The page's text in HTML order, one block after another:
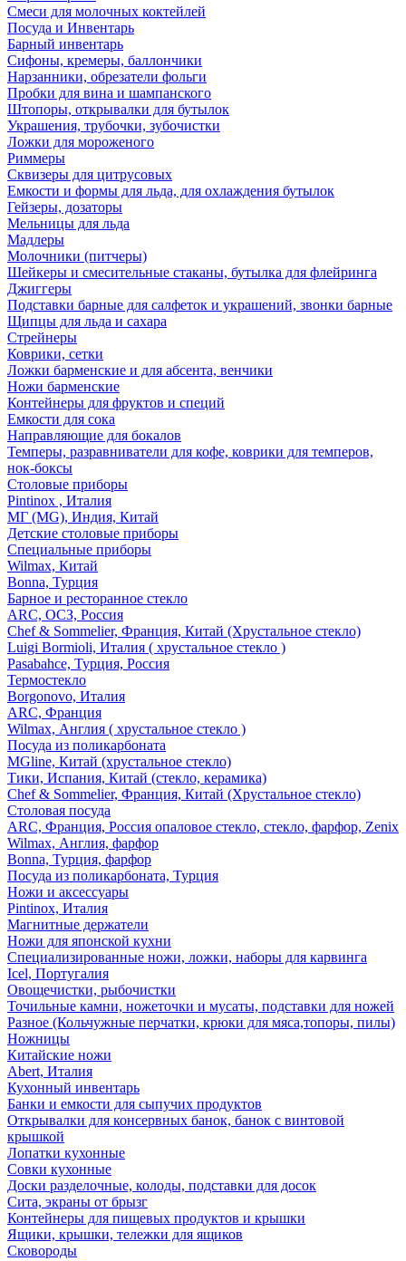
Смеси для молочных коктейлей
Посуда и Инвентарь
Барный инвентарь
Сифоны, кремеры, баллончики
Нарзанники, обрезатели фольги
Пробки для вина и шампанского
Штопоры, открывалки для бутылок
Украшения, трубочки, зубочистки
Ложки для мороженого
Риммеры
Сквизеры для цитрусовых
Емкости и формы для льда, для охлаждения бутылок
Гейзеры, дозаторы
Мельницы для льда
Мадлеры
Молочники (питчеры)
Шейкеры и смесительные стаканы, бутылка для флейринга
Джиггеры
Подставки барные для салфеток и украшений, звонки барные
Щипцы для льда и сахара
Стрейнеры
Коврики, сетки
Ложки барменские и для абсента, венчики
Ножи барменские
Контейнеры для фруктов и специй
Емкости для сока
Направляющие для бокалов
Темперы, разравниватели для кофе, коврики для темперов,
нок-боксы
Столовые приборы
Pintinox , Италия
МГ (MG), Индия, Китай
Детские столовые приборы
Специальные приборы
Wilmax, Китай
Bonna, Турция
Барное и ресторанное стекло
ARC, ОСЗ, Россия
Chef & Sommelier, Франция, Китай (Хрустальное стекло)
Luigi Bormioli, Италия ( хрустальное стекло )
Pasabahce, Турция, Россия
Термостекло
Borgonovo, Италия
ARC, Франция
Wilmax, Англия ( хрустальное стекло )
Посуда из поликарбоната
MGline, Китай (хрустальное стекло)
Тики, Испания, Китай (стекло, керамика)
Chef & Sommelier, Франция, Китай (Хрустальное стекло)
Столовая посуда
ARC, Франция, Россия опаловое стекло, стекло, фарфор, Zenix
Wilmax, Англия, фарфор
Bonna, Турция, фарфор
Посуда из поликарбоната, Турция
Ножи и аксессуары
Pintinox, Италия
Магнитные держатели
Ножи для японской кухни
Специализированные ножи, ложки, наборы для карвинга
Icel, Португалия
Овощечистки, рыбочистки
Точильные камни, ножеточки и мусаты, подставки для ножей
Разное (Кольчужные перчатки, крюки для мяса,топоры, пилы)
Ножницы
Китайские ножи
Abert, Италия
Кухонный инвентарь
Банки и емкости для сыпучих продуктов
Открывалки для консервных банок, банок с винтовой
крышкой
Лопатки кухонные
Совки кухонные
Доски разделочные, колоды, подставки для досок
Сита, экраны от брызг
Контейнеры для пищевых продуктов и крышки
Ящики, крышки, тележки для ящиков
Сковороды